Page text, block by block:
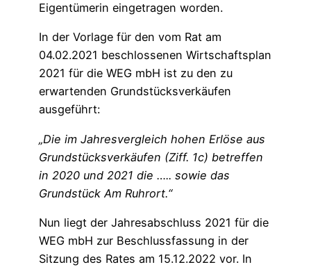
Eigentümerin eingetragen worden.
In der Vorlage für den vom Rat am
04.02.2021 beschlossenen Wirtschaftsplan
2021 für die WEG mbH ist zu den zu
erwartenden Grundstücksverkäufen
ausgeführt:
„Die im Jahresvergleich hohen Erlöse aus
Grundstücksverkäufen (Ziff. 1c) betreffen
in 2020 und 2021 die ….. sowie das
Grundstück Am Ruhrort.“
Nun liegt der Jahresabschluss 2021 für die
WEG mbH zur Beschlussfassung in der
Sitzung des Rates am 15.12.2022 vor. In